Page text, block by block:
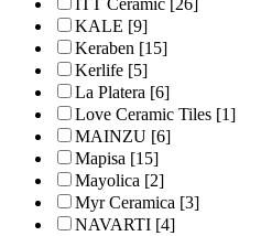
ITT Ceramic [26]
KALE [9]
Keraben [15]
Kerlife [5]
La Platera [6]
Love Ceramic Tiles [1]
MAINZU [6]
Mapisa [15]
Mayolica [2]
Myr Ceramica [3]
NAVARTI [4]